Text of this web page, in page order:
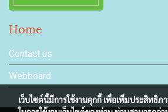
Home
Contact us
Webboard
เว็บไซต์นี้มีการใช้งานคุกกี้ เพื่อเพิ่มประสิทธิ